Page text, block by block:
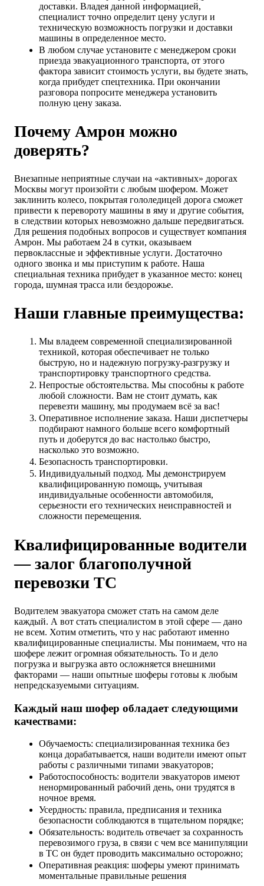
доставки. Владея данной информацией,
специалист точно определит цену услуги и
техническую возможность погрузки и доставки
машины в определенное место.
В любом случае установите с менеджером сроки
приезда эвакуационного транспорта, от этого
фактора зависит стоимость услуги, вы будете знать,
когда прибудет спецтехника. При окончании
разговора попросите менеджера установить
полную цену заказа.
Почему Амрон можно
доверять?
Внезапные неприятные случаи на «активных» дорогах
Москвы могут произойти с любым шофером. Может
заклинить колесо, покрытая гололедицей дорога сможет
привести к перевороту машины в яму и другие события,
в следствии которых невозможно дальше передвигаться.
Для решения подобных вопросов и существует компания
Амрон. Мы работаем 24 в сутки, оказываем
первоклассные и эффективные услуги. Достаточно
одного звонка и мы приступим к работе. Наша
специальная техника прибудет в указанное место: конец
города, шумная трасса или бездорожье.
Наши главные преимущества:
Мы владеем современной специализированной
техникой, которая обеспечивает не только
быструю, но и надежную погрузку-разгрузку и
транспортировку транспортного средства.
Непростые обстоятельства. Мы способны к работе
любой сложности. Вам не стоит думать, как
перевезти машину, мы продумаем всё за вас!
Оперативное исполнение заказа. Наши диспетчеры
подбирают намного больше всего комфортный
путь и доберутся до вас настолько быстро,
насколько это возможно.
Безопасность транспортировки.
Индивидуальный подход. Мы демонстрируем
квалифицированную помощь, учитывая
индивидуальные особенности автомобиля,
серьезности его технических неисправностей и
сложности перемещения.
Квалифицированные водители
— залог благополучной
перевозки ТС
Водителем эвакуатора сможет стать на самом деле
каждый. А вот стать специалистом в этой сфере — дано
не всем. Хотим отметить, что у нас работают именно
квалифицированные специалисты. Мы понимаем, что на
шофере лежит огромная обязательность. То и дело
погрузка и выгрузка авто осложняется внешними
факторами — наши опытные шоферы готовы к любым
непредсказуемыми ситуациям.
Каждый наш шофер обладает следующими
качествами:
Обучаемость: специализированная техника без
конца дорабатывается, наши водители имеют опыт
работы с различными типами эвакуаторов;
Работоспособность: водители эвакуаторов имеют
ненормированный рабочий день, они трудятся в
ночное время.
Усердность: правила, предписания и техника
безопасности соблюдаются в тщательном порядке;
Обязательность: водитель отвечает за сохранность
перевозимого груза, в связи с чем все манипуляции
в ТС он будет проводить максимально осторожно;
Оперативная реакция: шоферы умеют принимать
моментальные правильные решения